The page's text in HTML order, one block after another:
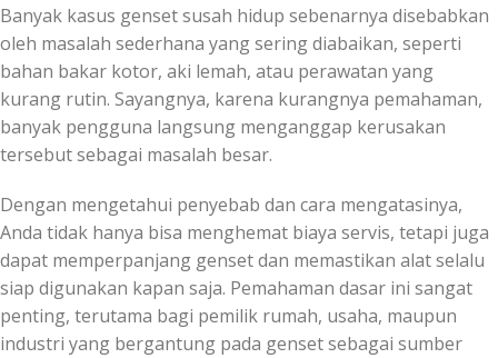
Banyak kasus genset susah hidup sebenarnya disebabkan
oleh masalah sederhana yang sering diabaikan, seperti
bahan bakar kotor, aki lemah, atau perawatan yang
kurang rutin. Sayangnya, karena kurangnya pemahaman,
banyak pengguna langsung menganggap kerusakan
tersebut sebagai masalah besar.
Dengan mengetahui penyebab dan cara mengatasinya,
Anda tidak hanya bisa menghemat biaya servis, tetapi juga
dapat memperpanjang genset dan memastikan alat selalu
siap digunakan kapan saja. Pemahaman dasar ini sangat
penting, terutama bagi pemilik rumah, usaha, maupun
industri yang bergantung pada genset sebagai sumber